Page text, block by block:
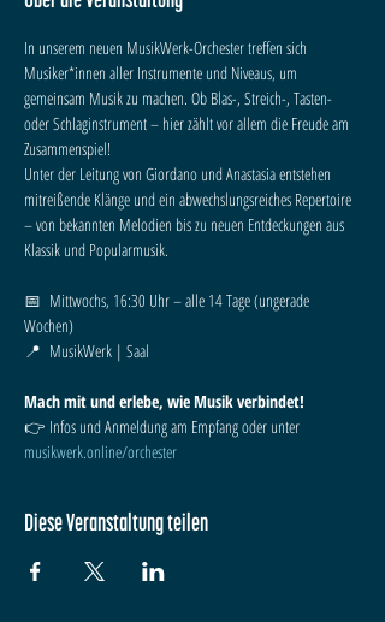
In unserem neuen MusikWerk-Orchester treffen sich
Musiker*innen aller Instrumente und Niveaus, um
gemeinsam Musik zu machen. Ob Blas-, Streich-, Tasten-
oder Schlaginstrument – hier zählt vor allem die Freude am
Zusammenspiel!
Unter der Leitung von Giordano und Anastasia entstehen
mitreißende Klänge und ein abwechslungsreiches Repertoire
– von bekannten Melodien bis zu neuen Entdeckungen aus
Klassik und Popularmusik.
📅  Mittwochs, 16:30 Uhr – alle 14 Tage (ungerade
Wochen)
📍  MusikWerk | Saal
Mach mit und erlebe, wie Musik verbindet!
👉 Infos und Anmeldung am Empfang oder unter
musikwerk.online/orchester
Diese Veranstaltung teilen